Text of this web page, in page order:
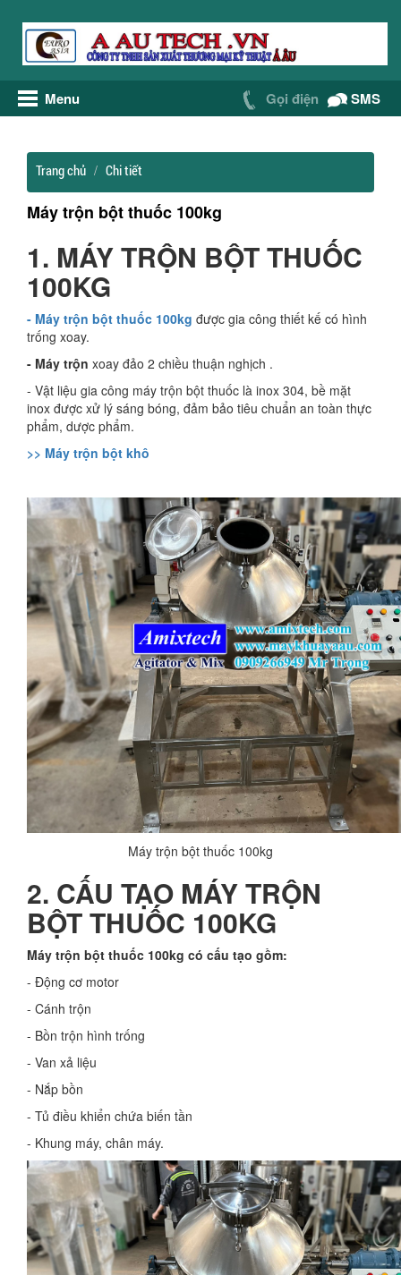
Menu Gọi điện SMS
Trang chủ Chi tiết
Máy trộn bột thuốc 100kg
1. MÁY TRỘN BỘT THUỐC
100KG
- Máy trộn bột thuốc 100kg được gia công thiết kế có hình
trống xoay.
- Máy trộn xoay đảo 2 chiều thuận nghịch .
- Vật liệu gia công máy trộn bột thuốc là inox 304, bề mặt
inox được xử lý sáng bóng, đảm bảo tiêu chuẩn an toàn thực
phẩm, dược phẩm.
>> Máy trộn bột khô
Máy trộn bột thuốc 100kg
2. CẤU TẠO MÁY TRỘN
BỘT THUỐC 100KG
Máy trộn bột thuốc 100kg có cấu tạo gồm:
- Động cơ motor
- Cánh trộn
- Bồn trộn hình trống
- Van xả liệu
- Nắp bồn
- Tủ điều khiển chứa biến tần
- Khung máy, chân máy.